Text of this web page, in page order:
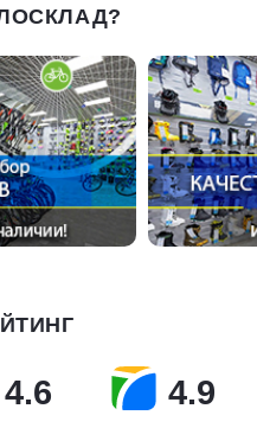
4.6 4.9